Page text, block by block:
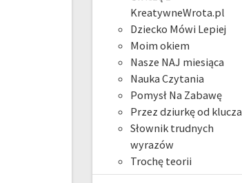
KreatywneWrota.pl
Dziecko Mówi Lepiej
Moim okiem
Nasze NAJ miesiąca
Nauka Czytania
Pomysł Na Zabawę
Przez dziurkę od klucza
Słownik trudnych
wyrazów
Trochę teorii